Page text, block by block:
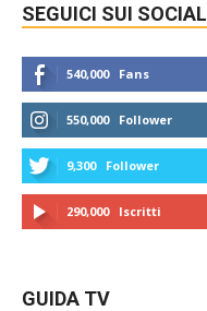
SEGUICI SUI SOCIAL
540,000 Fans
550,000 Follower
9,300 Follower
290,000 Iscritti
GUIDA TV